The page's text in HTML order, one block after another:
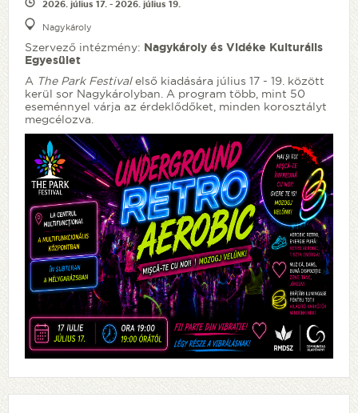
2026. július 17. - 2026. július 19.
Nagykároly
Szervező intézmény: Nagykároly és Vidéke Kulturális
Egyesület
A The Park Festivalelső kiadására július 17 - 19. között
kerül sor Nagykárolyban. A program több, mint 50
eseménnyel várja az érdeklődőket, minden korosztályt
megcélozva.